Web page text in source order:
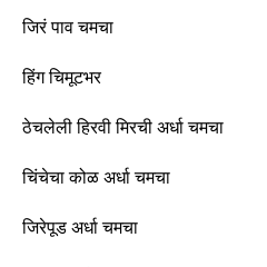
जिरं पाव चमचा
हिंग चिमूटभर
ठेचलेली हिरवी मिरची अर्धा चमचा
चिंचेचा कोळ अर्धा चमचा
जिरेपूड अर्धा चमचा